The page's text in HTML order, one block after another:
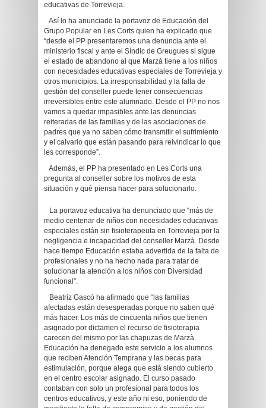
educativas de Torrevieja.
Así lo ha anunciado la portavoz de Educación del
Grupo Popular en Les Corts quien ha explicado que
“desde el PP presentaremos una denuncia ante el
ministerio fiscal y ante el Síndic de Greugues si sigue
el estado de abandono al que Marzà tiene a los niños
con necesidades educativas especiales de Torrevieja y
otros municipios. La irresponsabilidad y la falta de
gestión del conseller puede tener consecuencias
irreversibles entre este alumnado. Desde el PP no nos
vamos a quedar impasibles ante las denuncias
reiteradas de las familias y de las asociaciones de
padres que ya no saben cómo transmitir el sufrimiento
y el calvario que están pasando para reivindicar lo que
les corresponde”.
Además, el PP ha presentado en Les Corts una
pregunta al conseller sobre los motivos de esta
situación y qué piensa hacer para solucionarlo.
La portavoz educativa ha denunciado que “más de
medio centenar de niños con necesidades educativas
especiales están sin fisioterapeuta en Torrevieja por la
negligencia e incapacidad del conseller Marzà. Desde
hace tiempo Educación estaba advertida de la falta de
profesionales y no ha hecho nada para tratar de
solucionar la atención a los niños con Diversidad
funcional”.
Beatriz Gascó ha afirmado que “las familias
afectadas están desesperadas porque no saben qué
más hacer. Los más de cincuenta niños que tienen
asignado por dictamen el recurso de fisioterapia
carecen del mismo por las chapuzas de Marzà.
Educación ha denegado este servicio a los alumnos
que reciben Atención Temprana y las becas para
estimulación, porque alega que está siendo cubierto
en el centro escolar asignado. El curso pasado
contaban con solo un profesional para todos los
centros educativos, y este año ni eso, poniendo de